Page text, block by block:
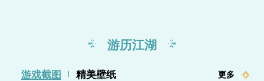
游历江湖
更多 +
游戏截图 精美壁纸